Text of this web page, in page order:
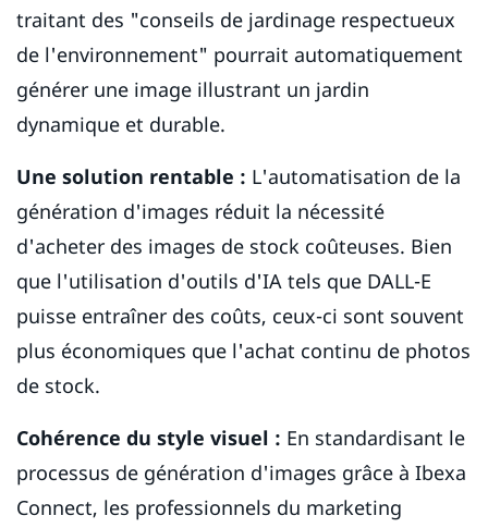
traitant des "conseils de jardinage respectueux
de l'environnement" pourrait automatiquement
générer une image illustrant un jardin
dynamique et durable.
Une solution rentable : L'automatisation de la
génération d'images réduit la nécessité
d'acheter des images de stock coûteuses. Bien
que l'utilisation d'outils d'IA tels que DALL-E
puisse entraîner des coûts, ceux-ci sont souvent
plus économiques que l'achat continu de photos
de stock.
Cohérence du style visuel : En standardisant le
processus de génération d'images grâce à Ibexa
Connect, les professionnels du marketing